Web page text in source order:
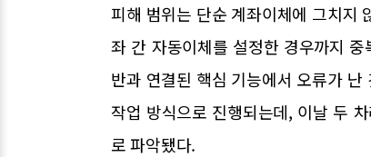
피해 범위는 단순 계좌이체에 그치지
좌 간 자동이체를 설정한 경우까지 중
반과 연결된 핵심 기능에서 오류가
작업 방식으로 진행되는데, 이날 두
로 파악됐다.